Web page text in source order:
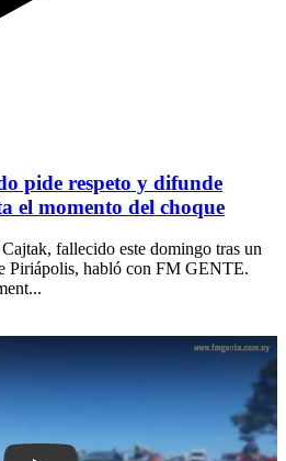
pide respeto y difunde
el momento del choque
fallecido este domingo tras un
Piriápolis, habló con FM GENTE.